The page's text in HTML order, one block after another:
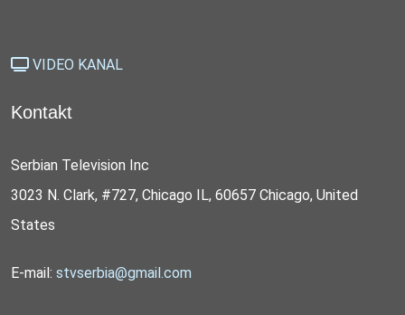
VIDEO KANAL
Kontakt
Serbian Television Inc
3023 N. Clark, #727, Chicago IL, 60657 Chicago, United
States
E-mail: stvserbia@gmail.com